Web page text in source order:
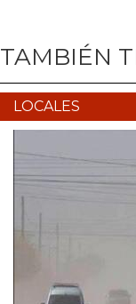
TAMBIÉN
LOCALES